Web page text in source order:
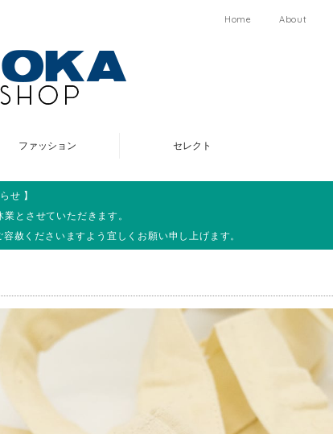
Home About
ファッション セレクト
せ 】
とさせていただきます。
赦くださいますよう宜しくお願い申し上げます。